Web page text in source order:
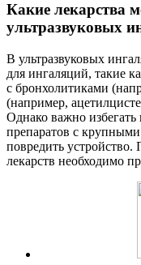
Какие лекарства
ультразвуковых
В ультразвуковых
для ингаляций, такие
с бронхолитиками
(например,
Однако важно избегать
препаратов с
повредить
лекарств необходимо